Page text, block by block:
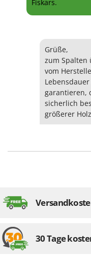
Spiralmac
Spyro
Stanley
Stiga
Stocker
Sunseeker
Tecla
Tineco
Tornado
Fiskars.
Grüße,
zum Spalten
vom
garantieren,
sicherlich
größerer
30 Tage